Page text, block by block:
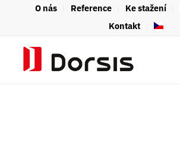
O nás Reference Ke stažení
Kontakt